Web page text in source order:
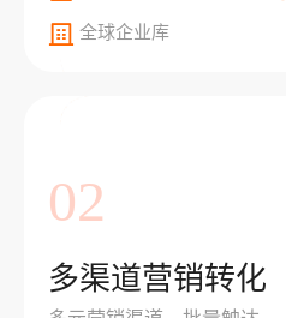
全球企业库
02
多渠道营销转化